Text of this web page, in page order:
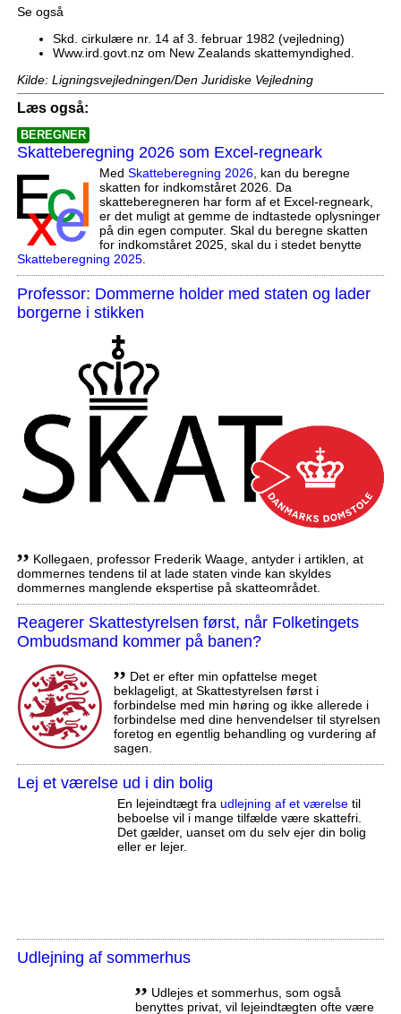
Se også
Skd. cirkulære nr. 14 af 3. februar 1982 (vejledning)
Www.ird.govt.nz om New Zealands skattemyndighed.
Kilde: Ligningsvejledningen/Den Juridiske Vejledning
Læs også:
BEREGNER
Skatteberegning 2026 som Excel-regneark
Med Skatteberegning 2026, kan du beregne
skatten for indkomståret 2026. Da
skatteberegneren har form af et Excel-regneark,
er det muligt at gemme de indtastede oplysninger
på din egen computer. Skal du beregne skatten
for indkomståret 2025, skal du i stedet benytte
Skatteberegning 2025.
Professor: Dommerne holder med staten og lader
borgerne i stikken
,, Kollegaen, professor Frederik Waage, antyder i artiklen, at
dommernes tendens til at lade staten vinde kan skyldes
dommernes manglende ekspertise på skatteområdet.
Reagerer Skattestyrelsen først, når Folketingets
Ombudsmand kommer på banen?
,, Det er efter min opfattelse meget
beklageligt, at Skattestyrelsen først i
forbindelse med min høring og ikke allerede i
forbindelse med dine henvendelser til styrelsen
foretog en egentlig behandling og vurdering af
sagen.
Lej et værelse ud i din bolig
En lejeindtægt fra udlejning af et værelsetil
beboelse vil i mange tilfælde være skattefri.
Det gælder, uanset om du selv ejer din bolig
eller er lejer.
Udlejning af sommerhus
,, Udlejes et sommerhus, som også
benyttes privat, vil lejeindtægten ofte være